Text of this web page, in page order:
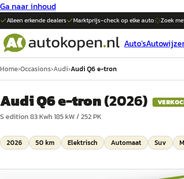
Ga naar inhoud
Alleen erkende dealers Marktprijs-check op elkeauto Zoek
Auto's
Home›Occasions›Audi›Audi Q6 e-tron
Audi Q6 e-tron(2026)
S edition 83 Kwh 185 kW / 252 PK
2026 50 km Elektrisch Automaat Suv